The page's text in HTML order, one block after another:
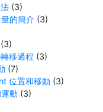
(3)
的簡介 (3)
(3)
移過程 (3)
(7)
位置和移動 (3)
動 (3)